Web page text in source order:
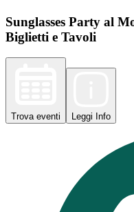
Sunglasses Party al
Biglietti e Tavoli
Trova eventi Leggi Info